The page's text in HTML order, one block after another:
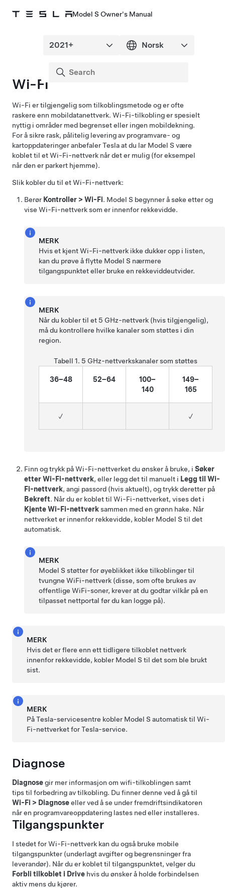
Model S Owner's Manual
Wi-Fi
Wi-Fi er tilgjengelig som tilkoblingsmetode og er ofte
raskere enn mobildatanettverk. Wi-Fi-tilkobling er spesielt
nyttig i områder med begrenset eller ingen mobildekning.
For å sikre rask, pålitelig levering av programvare- og
kartoppdateringer anbefaler Tesla at du lar Model S være
koblet til et Wi-Fi-nettverk når det er mulig (for eksempel
når den er parkert hjemme).
Slik kobler du til et Wi-Fi-nettverk:
Berør Kontroller > Wi-Fi. Model S begynner å søke etter og
vise Wi-Fi-nettverk som er innenfor rekkevidde.
MERK
Hvis et kjent Wi-Fi-nettverk ikke dukker opp i listen,
kan du prøve å flytte Model S nærmere
tilgangspunktet eller bruke en rekkeviddeutvider.
MERK
Når du kobler til et 5 GHz-nettverk (hvis tilgjengelig),
må du kontrollere hvilke kanaler som støttes i din
region.
Tabell 1. 5 GHz-nettverkskanaler som støttes
36–48 52–64
100–
140
149–
165
✓ ✓
Finn og trykk på Wi-Fi-nettverket du ønsker å bruke, i Søker
etter Wi-Fi-nettverk, eller legg det til manuelt i Legg til Wi-
Fi-nettverk, angi passord (hvis aktuelt), og trykk deretter på
Bekreft. Når du er koblet til Wi-Fi-nettverket, vises det i
Kjente Wi-Fi-nettverksammen med en grønn hake. Når
nettverket er innenfor rekkevidde, kobler Model S til det
automatisk.
MERK
Model S støtter for øyeblikket ikke tilkoblinger til
tvungne WiFi-nettverk (disse, som ofte brukes av
offentlige WiFi-soner, krever at du godtar vilkår på en
tilpasset nettportal før du kan logge på).
MERK
Hvis det er flere enn ett tidligere tilkoblet nettverk
innenfor rekkevidde, kobler Model S til det som ble brukt
sist.
MERK
På Tesla-servicesentre kobler Model S automatisk til Wi-
Fi-nettverket for Tesla-service.
Diagnose
Diagnosegir mer informasjon om wifi-tilkoblingen samt
tips til forbedring av tilkobling. Du finner denne ved å gå til
Wi-Fi > Diagnoseeller ved å se under fremdriftsindikatoren
når en programvareoppdatering lastes ned eller installeres.
Tilgangspunkter
I stedet for Wi-Fi-nettverk kan du også bruke mobile
tilgangspunkter (underlagt avgifter og begrensninger fra
leverandør). Når du er koblet til tilgangspunktet, velger du
Forbli tilkoblet i Drive hvis du ønsker å holde forbindelsen
aktiv mens du kjører.